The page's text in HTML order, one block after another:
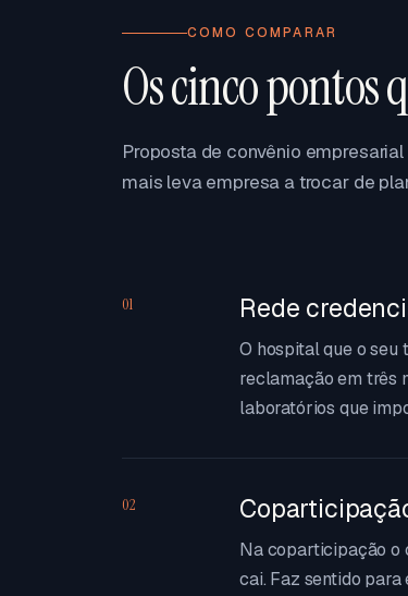
COMO COMPARAR
Os cinco pontos
Proposta de convênio
mais leva empresa a trocar de
01 Rede
O hospital que o seu
reclamação em três
laboratórios que
02
Na coparticipação o
cai. Faz sentido